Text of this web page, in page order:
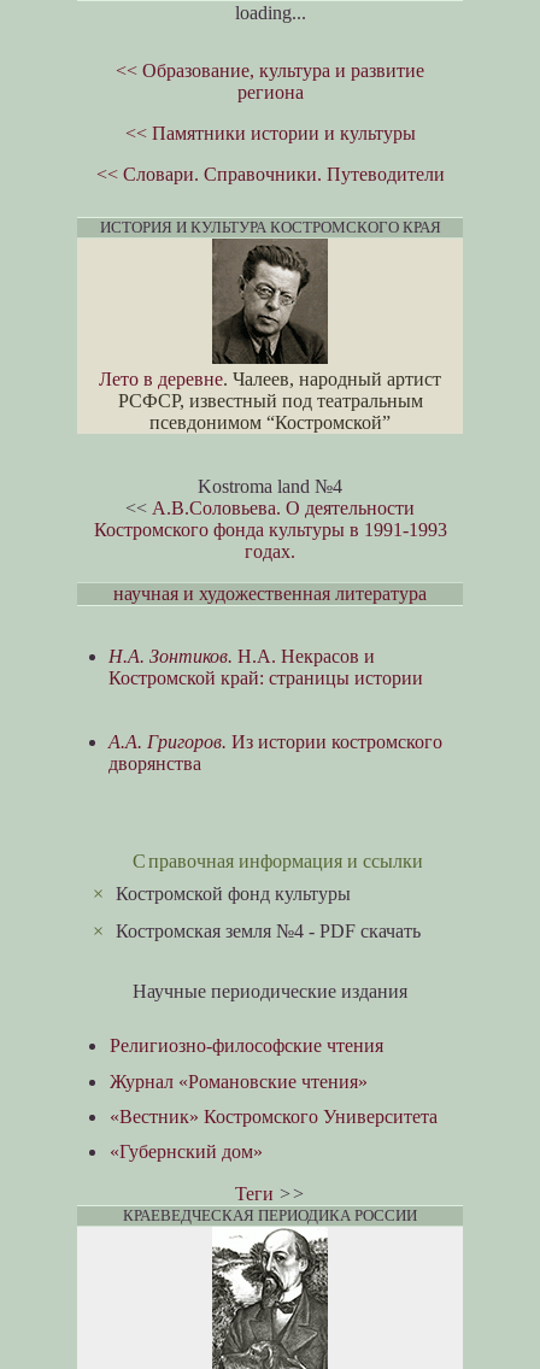
loading...
<< Образование, культура и развитие
региона
<< Памятники истории и культуры
<< Словари. Справочники. Путеводители
ИСТОРИЯ И КУЛЬТУРА КОСТРОМСКОГО КРАЯ
Лето в деревне. Чалеев, народный артист
РСФСР, известный под театральным
псевдонимом “Костромской”
Kostroma land №4
<< А.В.Соловьева. О деятельности
Костромского фонда культуры в 1991-1993
годах.
научная и художественная литература
Н.А. Зонтиков. Н.А. Некрасов и
Костромской край: страницы истории
А.А. Григоров. Из истории костромского
дворянства
Справочная информация и ссылки
×Костромской фонд культуры
×Костромская земля №4 - PDF скачать
Научные периодические издания
Религиозно-философские чтения
Журнал «Романовские чтения»
«Вестник» Костромского Университета
«Губернский дом»
Теги >>
КРАЕВЕДЧЕСКАЯ ПЕРИОДИКА РОССИИ